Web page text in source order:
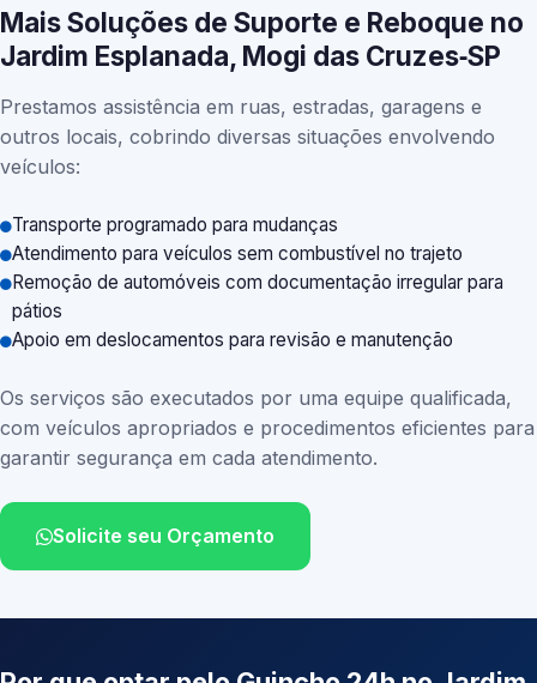
Mais Soluções de Suporte e Reboque no
Jardim Esplanada, Mogi das Cruzes‑SP
Prestamos assistência em ruas, estradas, garagens e
outros locais, cobrindo diversas situações envolvendo
veículos:
Transporte programado para mudanças
Atendimento para veículos sem combustível no trajeto
Remoção de automóveis com documentação irregular para
pátios
Apoio em deslocamentos para revisão e manutenção
Os serviços são executados por uma equipe qualificada,
com veículos apropriados e procedimentos eficientes para
garantir segurança em cada atendimento.
Solicite seu Orçamento